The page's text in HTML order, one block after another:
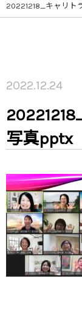
20221218_キャリト
2022.12.24
写真pptx